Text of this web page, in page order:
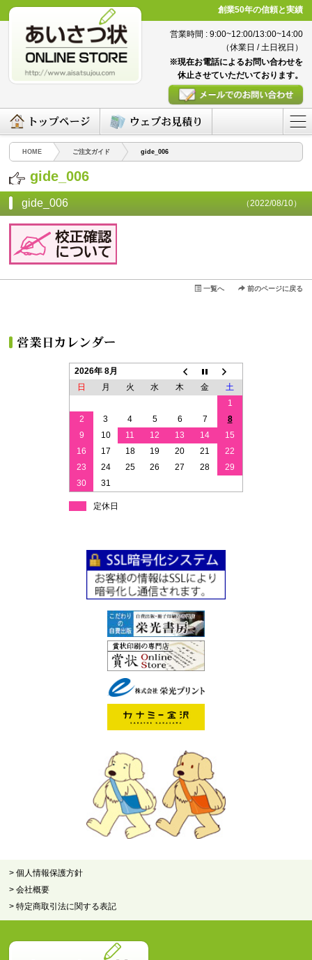
創業50年の信頼と実績
営業時間 : 9:00~12:00/13:00~14:00
（休業日 / 土日祝日）
※現在お電話によるお問い合わせを
休止させていただいております。
HOME ご注文ガイド gide_006
gide_006
gide_006 （2022/08/10）
一覧へ 前のページに戻る
2026年 8月
日
月 火 水 木 金
土
1
2
3 4 5 6 7
8
9
10 11 12 13 14
15
16
17 18 19 20 21
22
23
24 25 26 27 28
29
30
31
定休日
> 個人情報保護方針
> 会社概要
> 特定商取引法に関する表記